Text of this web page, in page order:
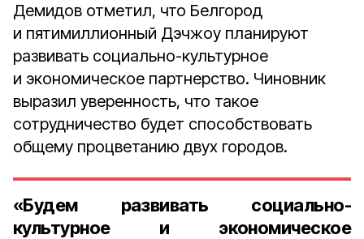
Демидов отметил, что Белгород
и пятимиллионный Дэчжоу планируют
развивать социально-культурное
и экономическое партнерство. Чиновник
выразил уверенность, что такое
сотрудничество будет способствовать
общему процветанию двух городов.
«Будем развивать социально-
культурное и экономическое